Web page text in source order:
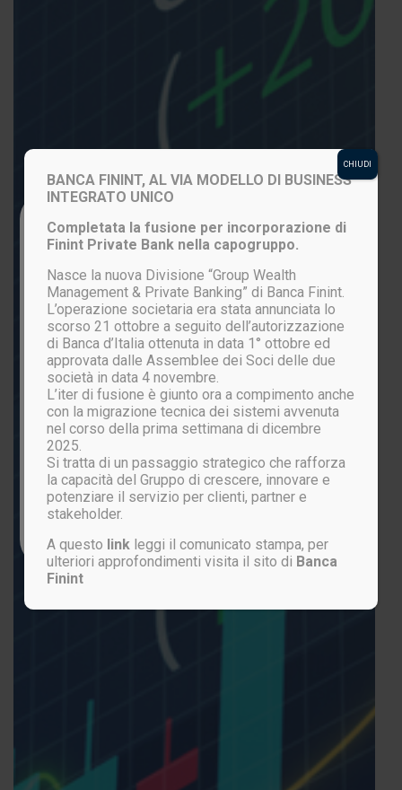
Login to your account
ACCEDI
Password persa?
Non sei ancora registrato?
BANCA FININT, AL VIA MODELLO DI BUSINESS
INTEGRATO UNICO
Completata la fusione per incorporazione di
Finint Private Bank nella capogruppo.
Nasce la nuova Divisione “Group Wealth
Management & Private Banking” di Banca Finint.
L’operazione societaria era stata annunciata lo
scorso 21 ottobre a seguito dell’autorizzazione
di Banca d’Italia ottenuta in data 1° ottobre ed
approvata dalle Assemblee dei Soci delle due
società in data 4 novembre.
L’iter di fusione è giunto ora a compimento anche
con la migrazione tecnica dei sistemi avvenuta
nel corso della prima settimana di dicembre
2025.
Si tratta di un passaggio strategico che rafforza
la capacità del Gruppo di crescere, innovare e
potenziare il servizio per clienti, partner e
stakeholder.
A questo link leggi il comunicato stampa, per
ulteriori approfondimenti visita il sito di Banca
Finint
CHIUDI